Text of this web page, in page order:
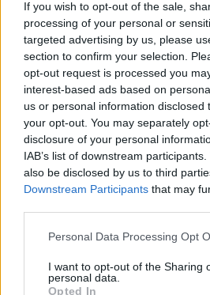
If you wish to opt-out of the sale,
processing of your personal or
targeted advertising by us, please
section to confirm your selection.
opt-out request is processed you
interest-based ads based on
us or personal information disclosed
your opt-out. You may separately
disclosure of your personal
IAB’s list of downstream
also be disclosed by us to third
Downstream Participants that may
Please note that this website/app
not limited to your visit or usage
grant or deny consent to Google
Personal Data Processing Opt
I want to opt-out of the Sharing
personal data.
Opted In
TEMI: Palestra Tempio
Notizie in
Entra nel
GalluraOggi.it
Inviaci le tue
i tuoi video e
345 356 7512